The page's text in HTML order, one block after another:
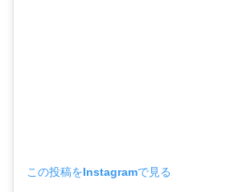
この投稿をInstagramで見る